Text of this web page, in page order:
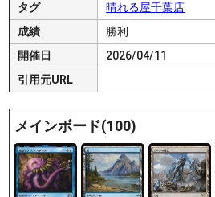
タグ
晴れる屋千葉店
成績
勝利
開催日
2026/04/11
引用元URL
メインボード(100)